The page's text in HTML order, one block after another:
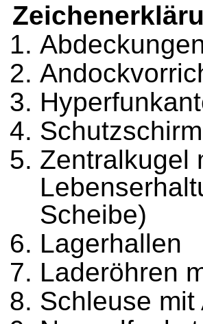
Zentralkugel
Scheibe)
Lagerhallen
Laderöhren
Schleuse